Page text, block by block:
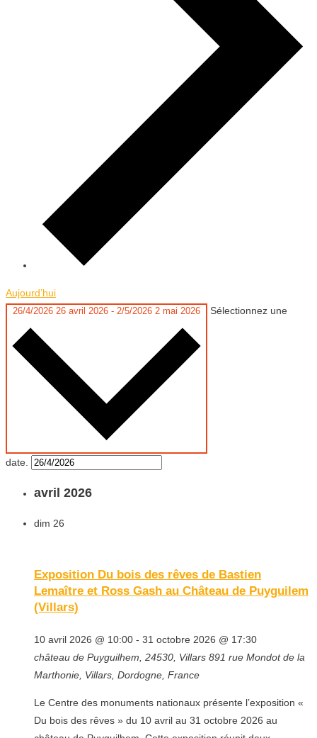
Aujourd’hui
26/4/2026 26 avril 2026 - 2/5/2026 2 mai 2026 Sélectionnez une
date.
avril 2026
dim 26
Exposition Du bois des rêves de Bastien
Lemaître et Ross Gash au Château de Puyguilem
(Villars)
10 avril 2026 @ 10:00 - 31 octobre 2026 @ 17:30
château de Puyguilhem, 24530, Villars 891 rue Mondot de la
Marthonie, Villars, Dordogne, France
Le Centre des monuments nationaux présente l’exposition «
Du bois des rêves » du 10 avril au 31 octobre 2026 au